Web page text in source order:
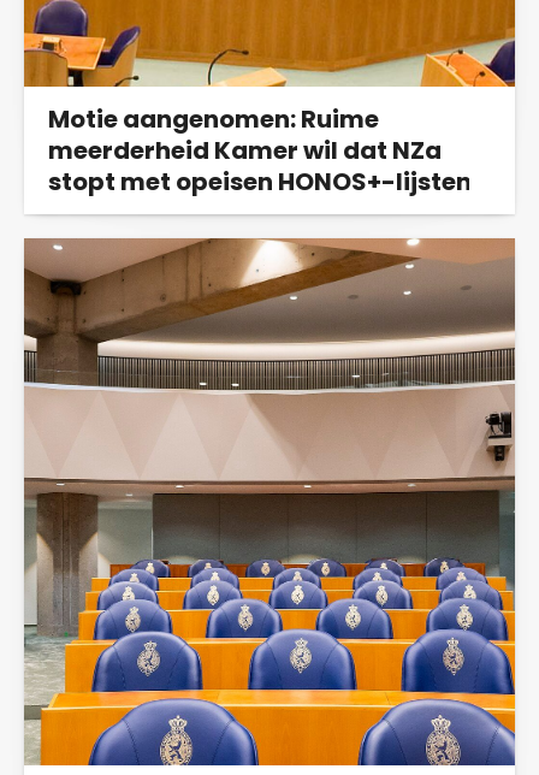
Motie aangenomen: Ruime
meerderheid Kamer wil dat NZa
stopt met opeisen HONOS+-lijsten
Zorgautoriteit opdragen te stoppen met het
opeisen van...